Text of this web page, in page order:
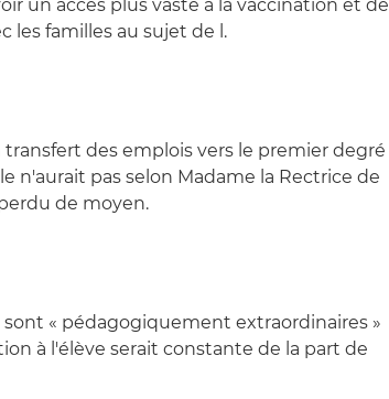
un accès plus vaste à la vaccination et de
les familles au sujet de l.
transfert des emplois vers le premier degré
n'aurait pas selon Madame la Rectrice de
de moyen.
sont « pédagogiquement extraordinaires »
à l'élève serait constante de la part de